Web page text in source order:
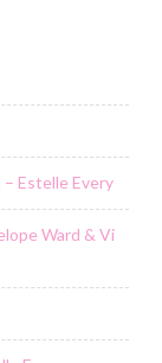
Estelle Every
Ward & Vi